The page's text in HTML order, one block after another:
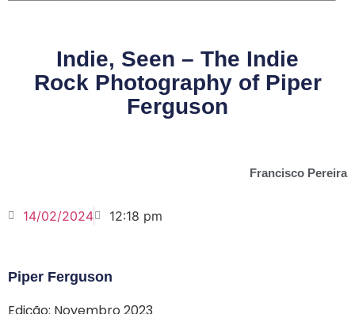
Indie, Seen – The Indie
Rock Photography of Piper
Ferguson
Francisco Pereira
14/02/2024 12:18 pm
Piper Ferguson